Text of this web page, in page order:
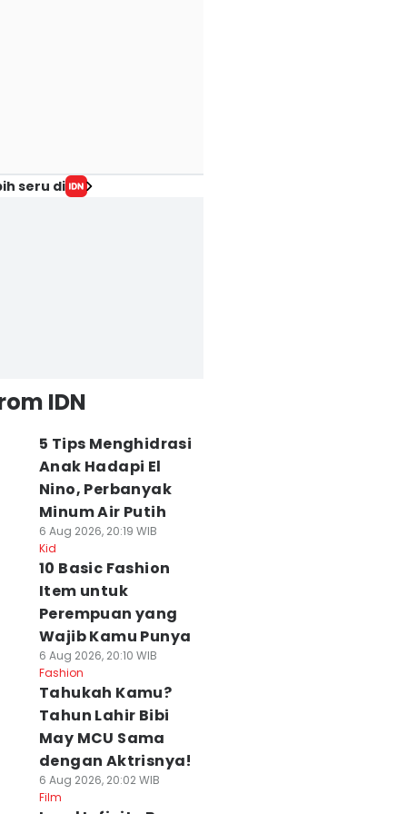
seru di
IDN
5 Tips Menghidrasi
Anak Hadapi El
Nino, Perbanyak
Minum Air Putih
6 Aug 2026, 20:19 WIB
Kid
10 Basic Fashion
Item untuk
Perempuan yang
Wajib Kamu Punya
6 Aug 2026, 20:10 WIB
Fashion
Tahukah Kamu?
Tahun Lahir Bibi
May MCU Sama
dengan Aktrisnya!
6 Aug 2026, 20:02 WIB
Film